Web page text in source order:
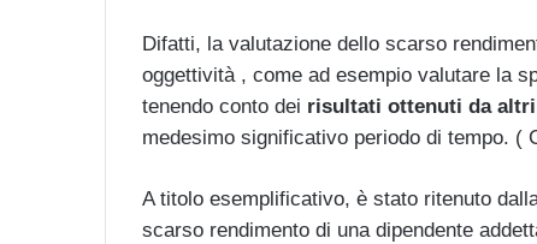
Difatti, la valutazione dello scarso
oggettività , come ad esempio valutare la
tenendo conto dei risultati ottenuti da
medesimo significativo periodo di tempo. (
A titolo esemplificativo, è stato ritenuto
scarso rendimento di una dipendente